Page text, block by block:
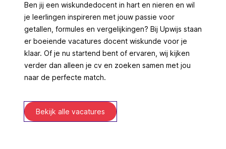
Ben jij een wiskundedocent in hart en nieren en wil
je leerlingen inspireren met jouw passie voor
getallen, formules en vergelijkingen? Bij Upwijs staan
er boeiende vacatures docent wiskunde voor je
klaar. Of je nu startend bent of ervaren, wij kijken
verder dan alleen je cv en zoeken samen met jou
naar de perfecte match.
Bekijk alle vacatures